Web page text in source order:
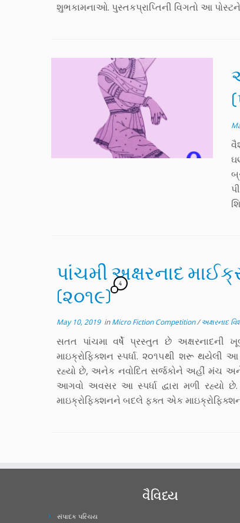
શુભકામનાઓ. પુસ્તકપ્રાપ્તિની વિગતો આ
પાંચમી અક્ષરનાદ
(૨૦૧૯)‌‌‌‌‌‌‌‌‌‌‌‌‌‌‌‌‌‌‌‌‌‌‌‌‌‌‌
4
May 10, 2019inMicro Fiction Competition/અક્ષરનાદ
સતત પાંચમા વર્ષે પ્રસ્તુત છે
માઇક્રોફિક્શન સ્પર્ધા. ૨૦૧૫થી શરૂ થયેલી
રહ્યો છે, અનેક નવોદિત સર્જકોને અહીં મંચ
આગવો અવસર આ સ્પર્ધા દ્વારા મળી રહ્યો
માઇક્રોફિક્શનને બદલે ફક્ત એક
વૈવિધ્ય
સંપાદક પરિચય